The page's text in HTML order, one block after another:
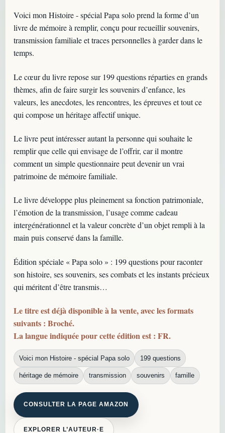
Voici mon Histoire - spécial Papa solo prend la forme d’un
livre de mémoire à remplir, conçu pour recueillir souvenirs,
transmission familiale et traces personnelles à garder dans le
temps.
Le cœur du livre repose sur 199 questions réparties en grands
thèmes, afin de faire surgir les souvenirs d’enfance, les
valeurs, les anecdotes, les rencontres, les épreuves et tout ce
qui compose un héritage affectif unique.
Le livre peut intéresser autant la personne qui souhaite le
remplir que celle qui envisage de l’offrir, car il montre
comment un simple questionnaire peut devenir un vrai
patrimoine de mémoire familiale.
Le livre développe plus pleinement sa fonction patrimoniale,
l’émotion de la transmission, l’usage comme cadeau
intergénérationnel et la valeur concrète d’un objet rempli à la
main puis conservé dans la famille.
Édition spéciale « Papa solo » : 199 questions pour raconter
son histoire, ses souvenirs, ses combats et les instants précieux
qui méritent d’être transmis…
Le titre est déjà disponible à la vente, avec les formats
suivants : Broché.
La langue indiquée pour cette édition est : FR.
Voici mon Histoire - spécial Papa solo 199 questions
héritage de mémoire transmission souvenirs famille
CONSULTER LA PAGE AMAZON
EXPLORER L’AUTEUR·E